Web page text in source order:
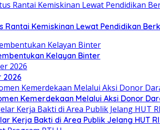
Rantai Kemiskinan Lewat Pendidikan
Kelayan Binter
2026
Kemerdekaan Melalui Aksi Donor
Kerja Bakti di Area Publik Jelang HUT